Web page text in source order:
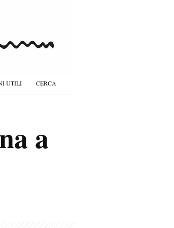
UTILI CERCA
a